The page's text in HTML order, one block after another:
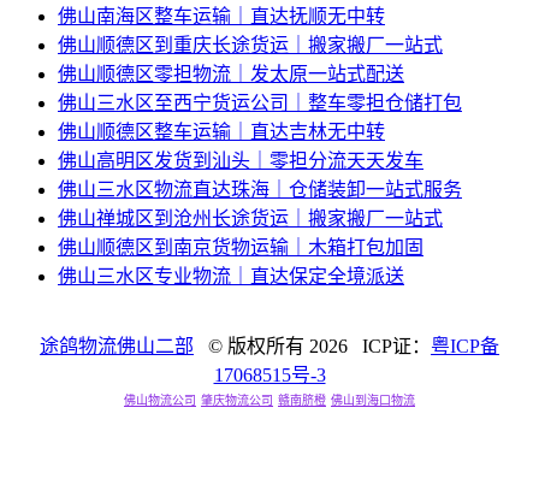
佛山南海区整车运输｜直达抚顺无中转
佛山顺德区到重庆长途货运｜搬家搬厂一站式
佛山顺德区零担物流｜发太原一站式配送
佛山三水区至西宁货运公司｜整车零担仓储打包
佛山顺德区整车运输｜直达吉林无中转
佛山高明区发货到汕头｜零担分流天天发车
佛山三水区物流直达珠海｜仓储装卸一站式服务
佛山禅城区到沧州长途货运｜搬家搬厂一站式
佛山顺德区到南京货物运输｜木箱打包加固
佛山三水区专业物流｜直达保定全境派送
途鸽物流佛山二部 © 版权所有 2026 ICP证： 粤ICP备
17068515号-3
佛山物流公司 肇庆物流公司 赣南脐橙 佛山到海口物流